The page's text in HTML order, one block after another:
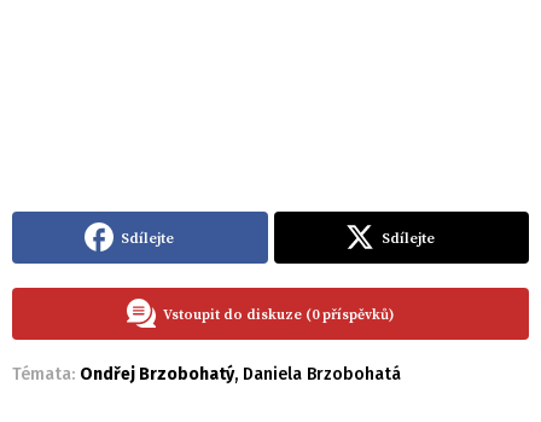
Sdílejte Sdílejte
Vstoupit do diskuze (0 příspěvků)
Témata: Ondřej Brzobohatý, Daniela Brzobohatá